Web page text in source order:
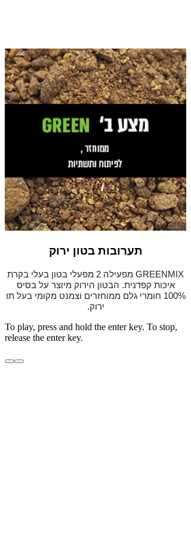
תערובות בטון ירוק
GREENMIX מפעילה 2 מפעלי בטון בעלי בקרת
איכות קפדנית. הבטון הירוק מיוצר על בסיס
100% חומרי גלם ממוחזרים וצמנט מקומי בעל תו
ירוק.
To play, press and hold the enter key. To stop,
release the enter key.